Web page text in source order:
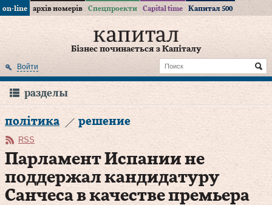
on-line архів номерів Спецпроекти Capital time Капитал 500
Бізнес починається з Капіталу
Войти
разделы
політика решение
RSS
Парламент Испании не
поддержал кандидатуру
Санчеса в качестве премьера